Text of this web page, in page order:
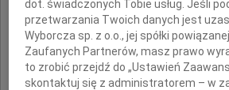
Maria
dot. świadczonych Tobie usług. Jeśli
przetwarzania Twoich danych jest
Wyborcza sp. z o.o., jej spółki
Zaufanych Partnerów, masz prawo
to zrobić przejdź do „Ustawień
skontaktuj się z administratorem – w